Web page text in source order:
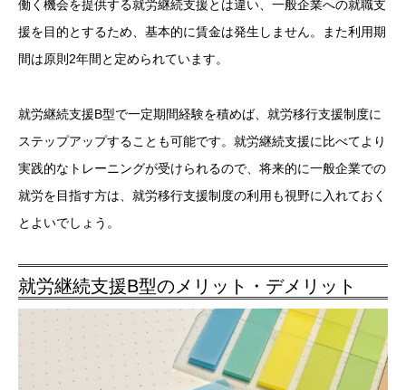
働く機会を提供する就労継続支援とは違い、一般企業への就職支
援を目的とするため、基本的に賃金は発生しません。また利用期
間は原則2年間と定められています。
就労継続支援B型で一定期間経験を積めば、就労移行支援制度に
ステップアップすることも可能です。就労継続支援に比べてより
実践的なトレーニングが受けられるので、将来的に一般企業での
就労を目指す方は、就労移行支援制度の利用も視野に入れておく
とよいでしょう。
就労継続支援B型のメリット・デメリット